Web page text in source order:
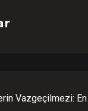
Vazgeçilmezi: